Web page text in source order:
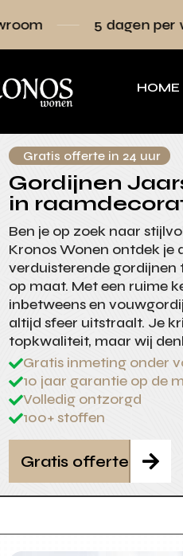
5 dagen per week
HOME
Gratis offerte in 24 uur
Gordijnen
in
Ben je op zoek naar
Kronos Wonen ontdek je
verduisterende
op maat. Met een ruime
inbetweens en
altijd sfeer uitstraalt. Je
topkwaliteit, maar wij
Gratis inmeting onder
10 jaar garantie op de
Volledig ontzorgd
100+ stoffen

Gratis offerte